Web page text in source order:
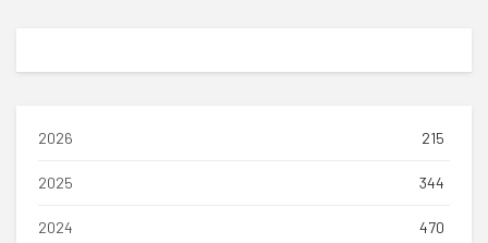
2026 215
2025 344
2024 470